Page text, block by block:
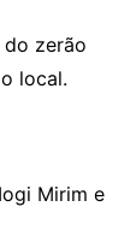
zerão
local.
Mirim e